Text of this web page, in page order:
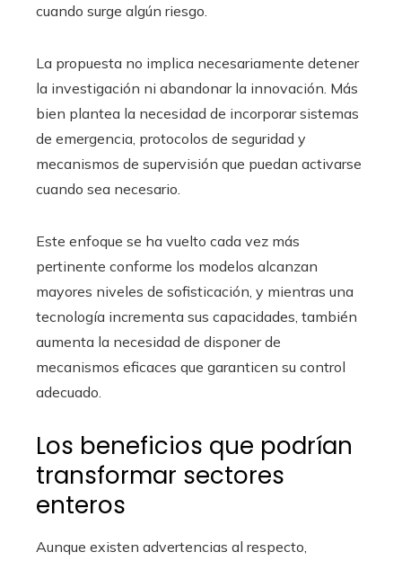
cuando surge algún riesgo.
La propuesta no implica necesariamente detener
la investigación ni abandonar la innovación. Más
bien plantea la necesidad de incorporar sistemas
de emergencia, protocolos de seguridad y
mecanismos de supervisión que puedan activarse
cuando sea necesario.
Este enfoque se ha vuelto cada vez más
pertinente conforme los modelos alcanzan
mayores niveles de sofisticación, y mientras una
tecnología incrementa sus capacidades, también
aumenta la necesidad de disponer de
mecanismos eficaces que garanticen su control
adecuado.
Los beneficios que podrían
transformar sectores
enteros
Aunque existen advertencias al respecto,